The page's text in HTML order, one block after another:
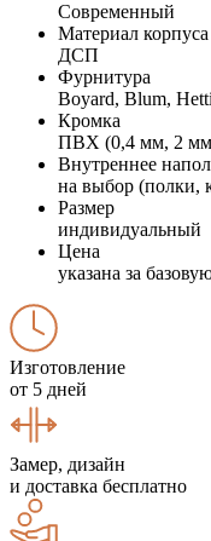
Современный
Материал корпуса
ДСП
Фурнитура
Boyard, Blum,
Кромка
ПВХ (0,4 мм, 2
Внутреннее
на выбор (полки,
Размер
индивидуальный
Цена
указана за
Изготовление
от 5 дней
Замер, дизайн
и доставка бесплатно